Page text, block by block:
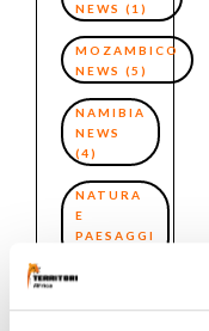
NEWS (1)
MOZAMBICO
NEWS (5)
NAMIBIA
NEWS
(4)
NATURA
E
PAESAGGI